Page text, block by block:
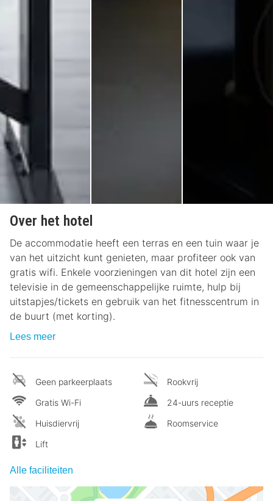
Over het hotel
De accommodatie heeft een terras en een tuin waar je
van het uitzicht kunt genieten, maar profiteer ook van
gratis wifi. Enkele voorzieningen van dit hotel zijn een
televisie in de gemeenschappelijke ruimte, hulp bij
uitstapjes/tickets en gebruik van het fitnesscentrum in
de buurt (met korting).
Lees meer
Geen parkeerplaats
Gratis Wi-Fi
Huisdiervrij
Lift
Rookvrij
24-uurs receptie
Roomservice
Alle faciliteiten